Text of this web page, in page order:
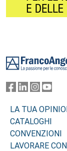
LA TUA
CATALOGHI
CONVENZIONI
LAVORARE